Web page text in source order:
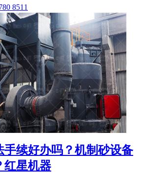
8511
手续好办吗？机制砂设备
红星机器